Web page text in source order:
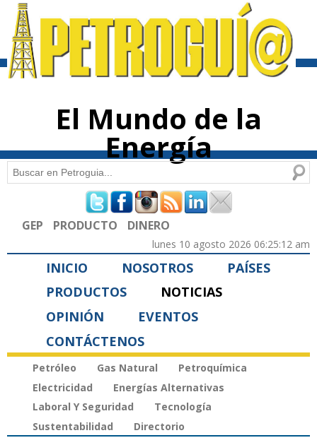
contenido
El Mundo de la
Energía
Formulario de búsqueda
Buscar
GEP PRODUCTO DINERO
lunes 10 agosto 2026 06:25:12 am
INICIO NOSOTROS
PAÍSES
PRODUCTOS
NOTICIAS
OPINIÓN
EVENTOS
CONTÁCTENOS
Petróleo Gas Natural
Petroquímica
Electricidad
Energías Alternativas
Laboral Y Seguridad
Tecnología
Sustentabilidad
Directorio